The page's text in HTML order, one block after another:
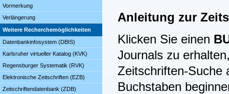
Vormerkung
Verlängerung
Weitere Recherchemöglichkeiten
Datenbankinfosystem (DBIS)
Karlsruher virtueller Katalog (KVK)
Regensburger Systematik (RVK)
Elektronische Zeitschriften (EZB)
Zeitschriftendatenbank (ZDB)
Anleitung zur
Klicken Sie einen
Journals zu
Zeitschriften-Suche
Buchstaben